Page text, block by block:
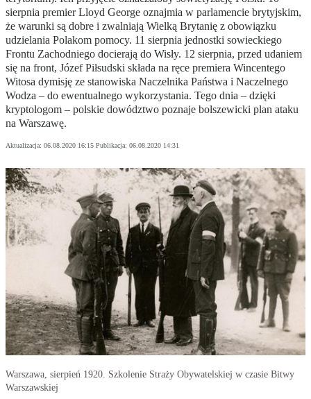
sierpnia premier Lloyd George oznajmia w parlamencie brytyjskim,
że warunki są dobre i zwalniają Wielką Brytanię z obowiązku
udzielania Polakom pomocy. 11 sierpnia jednostki sowieckiego
Frontu Zachodniego docierają do Wisły. 12 sierpnia, przed udaniem
się na front, Józef Piłsudski składa na ręce premiera Wincentego
Witosa dymisję ze stanowiska Naczelnika Państwa i Naczelnego
Wodza – do ewentualnego wykorzystania. Tego dnia – dzięki
kryptologom – polskie dowództwo poznaje bolszewicki plan ataku
na Warszawę.
Aktualizacja: 06.08.2020 16:15 Publikacja: 06.08.2020 14:31
Warszawa, sierpień 1920. Szkolenie Straży Obywatelskiej w czasie Bitwy
Warszawskiej